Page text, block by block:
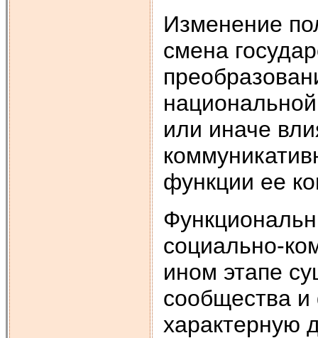
Изменение
смена
или иначе
функции ее
социально-
ином этапе
сообщества
характерную